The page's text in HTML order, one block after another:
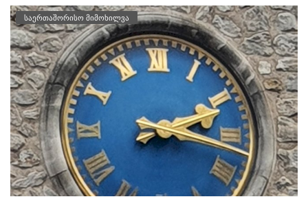
საერთაშორისო მიმოხილვა